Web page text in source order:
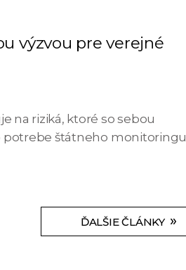
výzvou pre verejné
na riziká, ktoré so sebou
potrebe štátneho monitoringu
ĎALŠIE ČLÁNKY »